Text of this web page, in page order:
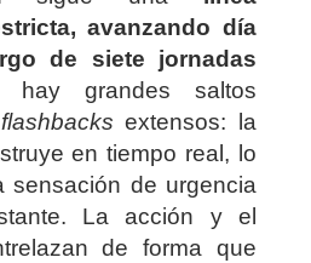
avanzando día
de siete jornadas
grandes saltos
flashbacks extensos: la
en tiempo real, lo
sensación de urgencia
La acción y el
de forma que